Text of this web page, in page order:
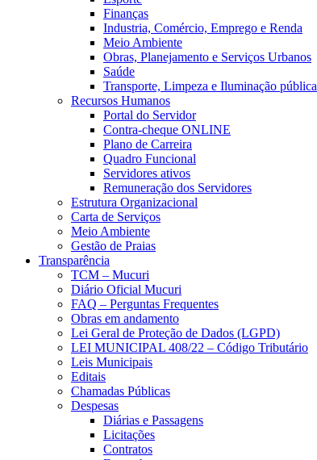
Finanças
Industria, Comércio, Emprego e Renda
Meio Ambiente
Obras, Planejamento e Serviços Urbanos
Saúde
Transporte, Limpeza e Iluminação pública
Recursos Humanos
Portal do Servidor
Contra-cheque ONLINE
Plano de Carreira
Quadro Funcional
Servidores ativos
Remuneração dos Servidores
Estrutura Organizacional
Carta de Serviços
Meio Ambiente
Gestão de Praias
Transparência
TCM – Mucuri
Diário Oficial Mucuri
FAQ – Perguntas Frequentes
Obras em andamento
Lei Geral de Proteção de Dados (LGPD)
LEI MUNICIPAL 408/22 – Código Tributário
Leis Municipais
Editais
Chamadas Públicas
Despesas
Diárias e Passagens
Licitações
Contratos